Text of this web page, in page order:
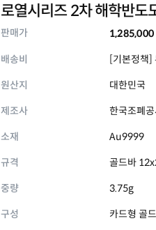
로열시리즈 2차 해학반도
판매가 1,285,000
배송비 [기본정책]
원산지 대한민국
제조사 한국조폐
소재 Au9999
규격 골드바
중량 3.75g
구성 카드형 골